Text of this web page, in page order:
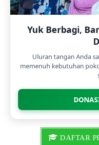
Yuk Berbagi,
Uluran tangan Anda
memenuh kebutuhan
DAFTAR